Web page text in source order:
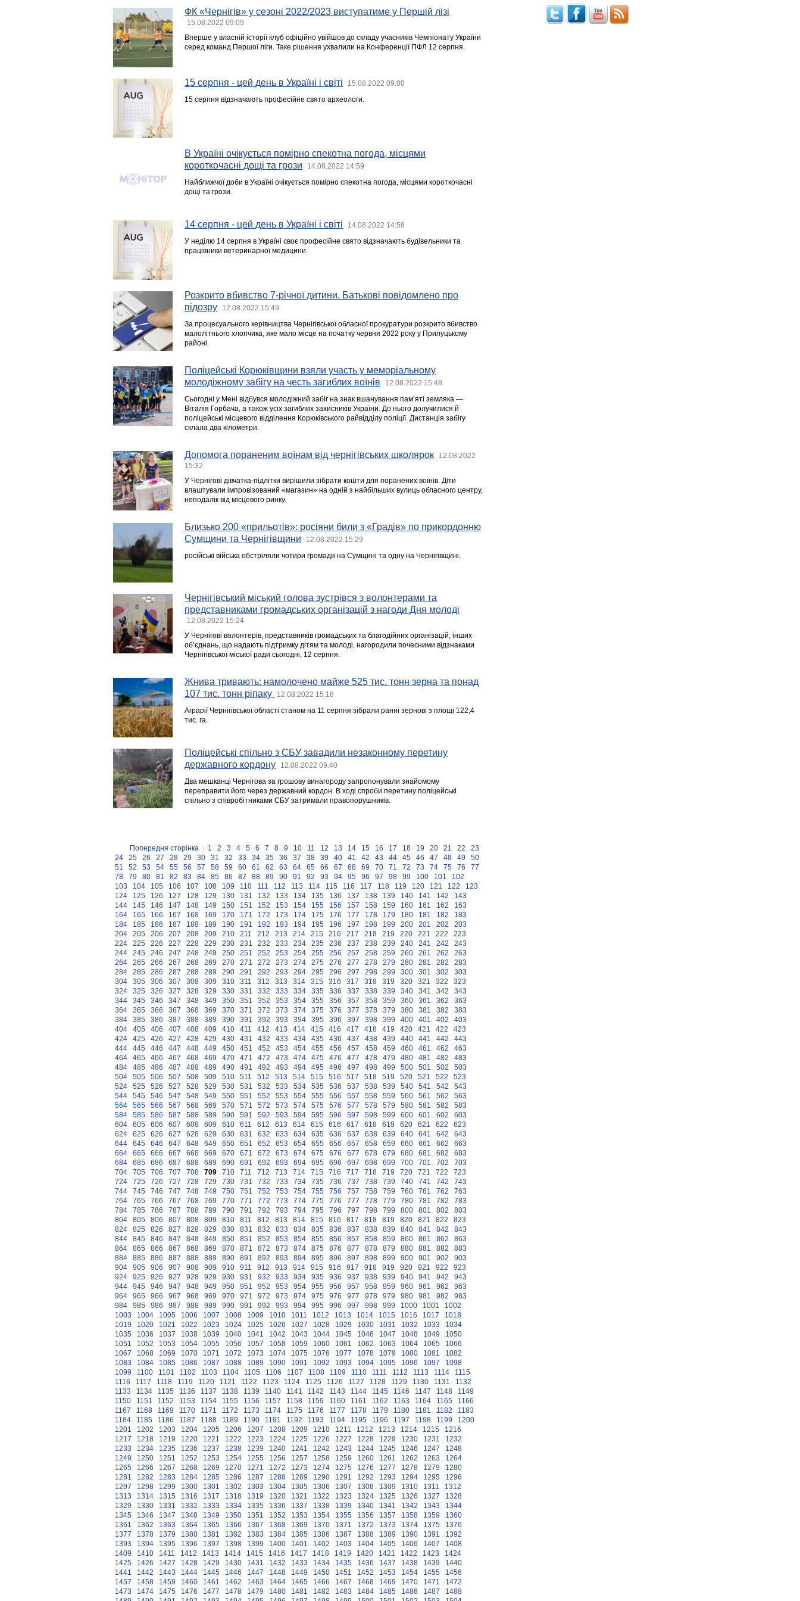
ФК «Чернігів» у сезоні 2022/2023 виступатиме у Першій лізі
15.08.2022 09:09
Вперше у власній історії клуб офіційно увійшов до складу учасників Чемпіонату України
серед команд Першої ліги. Таке рішення ухвалили на Конференції ПФЛ 12 серпня.
15 серпня - цей день в Україні і світі 15.08.2022 09:00
15 серпня відзначають професійне свято археологи.
В Україні очікується помірно спекотна погода, місцями
короткочасні дощі та грози
14.08.2022 14:59
Найближчої доби в Україні очікується помірно спекотна погода, місцями короткочасні
дощі та грози.
14 серпня - цей день в Україні і світі 14.08.2022 14:58
У неділю 14 серпня в Україні своє професійне свято відзначають будівельники та
працівники ветеринарної медицини.
Розкрито вбивство 7-річної дитини. Батькові повідомлено про
підозру
12.08.2022 15:49
За процесуального керівництва Чернігівської обласної прокуратури розкрито вбивство
малолітнього хлопчика, яке мало місце на початку червня 2022 року у Прилуцькому
районі.
Поліцейські Корюківщини взяли участь у меморіальному
молодіжному забігу на честь загиблих воїнів
12.08.2022 15:48
Сьогодні у Мені відбувся молодіжний забіг на знак вшанування пам’яті земляка —
Віталія Горбача, а також усіх загиблих захисників України. До нього долучилися й
поліцейські місцевого відділення Корюківського райвідділу поліції. Дистанція забігу
склала два кілометри.
Допомога пораненим воїнам від чернігівських школярок
12.08.2022
15:32
У Чернігові дівчатка-підлітки вирішили зібрати кошти для поранених воїнів. Діти
влаштували імпровізований «магазин» на одній з найбільших вулиць обласного центру,
неподалік від місцевого ринку.
Близько 200 «прильотів»: росіяни били з «Градів» по прикордонню
Сумщини та Чернігівщини
12.08.2022 15:29
російські війська обстріляли чотири громади на Сумщині та одну на Чернігівщині.
Чернігівський міський голова зустрівся з волонтерами та
представниками громадських організацій з нагоди Дня молоді
12.08.2022 15:24
У Чернігові волонтерів, представників громадських та благодійних організацій, інших
об’єднань, що надають підтримку дітям та молоді, нагородили почесними відзнаками
Чернігівської міської ради сьогодні, 12 серпня.
Жнива тривають: намолочено майже 525 тис. тонн зерна та понад
107 тис. тонн ріпаку
12.08.2022 15:18
Аграрії Чернігівської області станом на 11 серпня зібрали ранні зернові з площі 122,4
тис. га.
Поліцейські спільно з СБУ завадили незаконному перетину
державного кордону
12.08.2022 09:40
Два мешканці Чернігова за грошову винагороду запропонували знайомому
переправити його через державний кордон. В ході спроби перетину поліцейські
спільно з співробітниками СБУ затримали правопорушників.
Попередня сторінка 1 2 3 4 5 6 7 8 9 10 11 12 13 14 15 16 17 18 19 20 21 22
23
24
25 26 27 28 29 30 31 32 33 34 35 36 37 38 39 40 41 42 43 44 45 46 47 48 49
50
51
52 53 54 55 56 57 58 59 60 61 62 63 64 65 66 67 68 69 70 71 72 73 74 75 76
77
78
79 80 81 82 83 84 85 86 87 88 89 90 91 92 93 94 95 96 97 98 99 100 101
102
103
104 105 106 107 108 109 110 111 112 113 114 115 116 117 118 119 120 121 122
123
124
125 126 127 128 129 130 131 132 133 134 135 136 137 138 139 140 141 142
143
144
145 146 147 148 149 150 151 152 153 154 155 156 157 158 159 160 161 162
163
164
165 166 167 168 169 170 171 172 173 174 175 176 177 178 179 180 181 182
183
184
185 186 187 188 189 190 191 192 193 194 195 196 197 198 199 200 201 202
203
204
205 206 207 208 209 210 211 212 213 214 215 216 217 218 219 220 221 222
223
224
225 226 227 228 229 230 231 232 233 234 235 236 237 238 239 240 241 242
243
244
245 246 247 248 249 250 251 252 253 254 255 256 257 258 259 260 261 262
263
264
265 266 267 268 269 270 271 272 273 274 275 276 277 278 279 280 281 282
283
284
285 286 287 288 289 290 291 292 293 294 295 296 297 298 299 300 301 302
303
304
305 306 307 308 309 310 311 312 313 314 315 316 317 318 319 320 321 322
323
324
325 326 327 328 329 330 331 332 333 334 335 336 337 338 339 340 341 342
343
344
345 346 347 348 349 350 351 352 353 354 355 356 357 358 359 360 361 362
363
364
365 366 367 368 369 370 371 372 373 374 375 376 377 378 379 380 381 382
383
384
385 386 387 388 389 390 391 392 393 394 395 396 397 398 399 400 401 402
403
404
405 406 407 408 409 410 411 412 413 414 415 416 417 418 419 420 421 422
423
424
425 426 427 428 429 430 431 432 433 434 435 436 437 438 439 440 441 442
443
444
445 446 447 448 449 450 451 452 453 454 455 456 457 458 459 460 461 462
463
464
465 466 467 468 469 470 471 472 473 474 475 476 477 478 479 480 481 482
483
484
485 486 487 488 489 490 491 492 493 494 495 496 497 498 499 500 501 502
503
504
505 506 507 508 509 510 511 512 513 514 515 516 517 518 519 520 521 522
523
524
525 526 527 528 529 530 531 532 533 534 535 536 537 538 539 540 541 542
543
544
545 546 547 548 549 550 551 552 553 554 555 556 557 558 559 560 561 562
563
564
565 566 567 568 569 570 571 572 573 574 575 576 577 578 579 580 581 582
583
584
585 586 587 588 589 590 591 592 593 594 595 596 597 598 599 600 601 602
603
604
605 606 607 608 609 610 611 612 613 614 615 616 617 618 619 620 621 622
623
624
625 626 627 628 629 630 631 632 633 634 635 636 637 638 639 640 641 642
643
644
645 646 647 648 649 650 651 652 653 654 655 656 657 658 659 660 661 662
663
664
665 666 667 668 669 670 671 672 673 674 675 676 677 678 679 680 681 682
683
684
685 686 687 688 689 690 691 692 693 694 695 696 697 698 699 700 701 702
703
704
705 706 707 708 709 710 711 712 713 714 715 716 717 718 719 720 721 722
723
724
725 726 727 728 729 730 731 732 733 734 735 736 737 738 739 740 741 742
743
744
745 746 747 748 749 750 751 752 753 754 755 756 757 758 759 760 761 762
763
764
765 766 767 768 769 770 771 772 773 774 775 776 777 778 779 780 781 782
783
784
785 786 787 788 789 790 791 792 793 794 795 796 797 798 799 800 801 802
803
804
805 806 807 808 809 810 811 812 813 814 815 816 817 818 819 820 821 822
823
824
825 826 827 828 829 830 831 832 833 834 835 836 837 838 839 840 841 842
843
844
845 846 847 848 849 850 851 852 853 854 855 856 857 858 859 860 861 862
863
864
865 866 867 868 869 870 871 872 873 874 875 876 877 878 879 880 881 882
883
884
885 886 887 888 889 890 891 892 893 894 895 896 897 898 899 900 901 902
903
904
905 906 907 908 909 910 911 912 913 914 915 916 917 918 919 920 921 922
923
924
925 926 927 928 929 930 931 932 933 934 935 936 937 938 939 940 941 942
943
944
945 946 947 948 949 950 951 952 953 954 955 956 957 958 959 960 961 962
963
964
965 966 967 968 969 970 971 972 973 974 975 976 977 978 979 980 981 982
983
984
985 986 987 988 989 990 991 992 993 994 995 996 997 998 999 1000 1001
1002
1003
1004 1005 1006 1007 1008 1009 1010 1011 1012 1013 1014 1015 1016 1017
1018
1019
1020 1021 1022 1023 1024 1025 1026 1027 1028 1029 1030 1031 1032 1033
1034
1035
1036 1037 1038 1039 1040 1041 1042 1043 1044 1045 1046 1047 1048 1049
1050
1051
1052 1053 1054 1055 1056 1057 1058 1059 1060 1061 1062 1063 1064 1065
1066
1067
1068 1069 1070 1071 1072 1073 1074 1075 1076 1077 1078 1079 1080 1081
1082
1083
1084 1085 1086 1087 1088 1089 1090 1091 1092 1093 1094 1095 1096 1097
1098
1099
1100 1101 1102 1103 1104 1105 1106 1107 1108 1109 1110 1111 1112 1113 1114
1115
1116
1117 1118 1119 1120 1121 1122 1123 1124 1125 1126 1127 1128 1129 1130 1131
1132
1133
1134 1135 1136 1137 1138 1139 1140 1141 1142 1143 1144 1145 1146 1147 1148
1149
1150
1151 1152 1153 1154 1155 1156 1157 1158 1159 1160 1161 1162 1163 1164 1165
1166
1167
1168 1169 1170 1171 1172 1173 1174 1175 1176 1177 1178 1179 1180 1181 1182
1183
1184
1185 1186 1187 1188 1189 1190 1191 1192 1193 1194 1195 1196 1197 1198 1199
1200
1201
1202 1203 1204 1205 1206 1207 1208 1209 1210 1211 1212 1213 1214 1215
1216
1217
1218 1219 1220 1221 1222 1223 1224 1225 1226 1227 1228 1229 1230 1231
1232
1233
1234 1235 1236 1237 1238 1239 1240 1241 1242 1243 1244 1245 1246 1247
1248
1249
1250 1251 1252 1253 1254 1255 1256 1257 1258 1259 1260 1261 1262 1263
1264
1265
1266 1267 1268 1269 1270 1271 1272 1273 1274 1275 1276 1277 1278 1279
1280
1281
1282 1283 1284 1285 1286 1287 1288 1289 1290 1291 1292 1293 1294 1295
1296
1297
1298 1299 1300 1301 1302 1303 1304 1305 1306 1307 1308 1309 1310 1311
1312
1313
1314 1315 1316 1317 1318 1319 1320 1321 1322 1323 1324 1325 1326 1327
1328
1329
1330 1331 1332 1333 1334 1335 1336 1337 1338 1339 1340 1341 1342 1343
1344
1345
1346 1347 1348 1349 1350 1351 1352 1353 1354 1355 1356 1357 1358 1359
1360
1361
1362 1363 1364 1365 1366 1367 1368 1369 1370 1371 1372 1373 1374 1375
1376
1377
1378 1379 1380 1381 1382 1383 1384 1385 1386 1387 1388 1389 1390 1391
1392
1393
1394 1395 1396 1397 1398 1399 1400 1401 1402 1403 1404 1405 1406 1407
1408
1409
1410 1411 1412 1413 1414 1415 1416 1417 1418 1419 1420 1421 1422 1423
1424
1425
1426 1427 1428 1429 1430 1431 1432 1433 1434 1435 1436 1437 1438 1439
1440
1441
1442 1443 1444 1445 1446 1447 1448 1449 1450 1451 1452 1453 1454 1455
1456
1457
1458 1459 1460 1461 1462 1463 1464 1465 1466 1467 1468 1469 1470 1471
1472
1473
1474 1475 1476 1477 1478 1479 1480 1481 1482 1483 1484 1485 1486 1487
1488